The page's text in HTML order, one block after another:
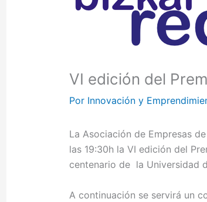
VI edición del
Por Innovación y
La Asociación de Empresas
las 19:30h la VI edición del
centenario de la Universidad
A continuación se servirá un